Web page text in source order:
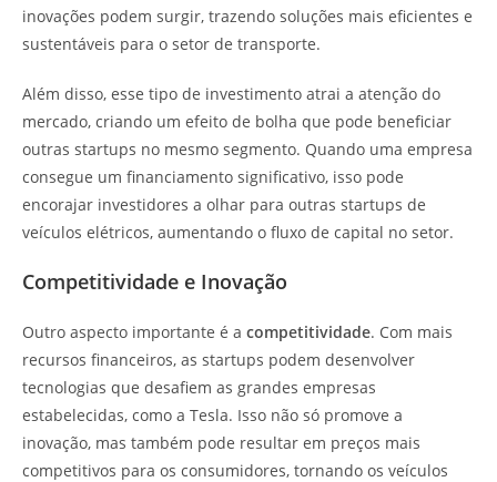
inovações podem surgir, trazendo soluções mais eficientes e
sustentáveis para o setor de transporte.
Além disso, esse tipo de investimento atrai a atenção do
mercado, criando um efeito de bolha que pode beneficiar
outras startups no mesmo segmento. Quando uma empresa
consegue um financiamento significativo, isso pode
encorajar investidores a olhar para outras startups de
veículos elétricos, aumentando o fluxo de capital no setor.
Competitividade e Inovação
Outro aspecto importante é a competitividade. Com mais
recursos financeiros, as startups podem desenvolver
tecnologias que desafiem as grandes empresas
estabelecidas, como a Tesla. Isso não só promove a
inovação, mas também pode resultar em preços mais
competitivos para os consumidores, tornando os veículos